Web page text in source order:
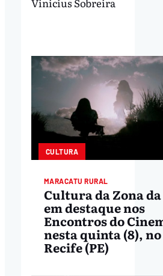
CULTURA
MARACATU RURAL
Cultura da Zona
em destaque nos
Encontros do
nesta quinta (8), no
Recife (PE)